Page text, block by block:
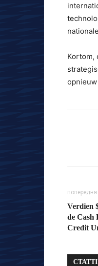
Kortom,
попередня
Verdien
de Cash
Credit